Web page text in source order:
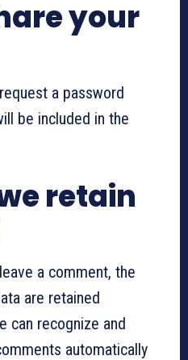
your
a password
be included in the
retain
a comment, the
are retained
can recognize and
automatically